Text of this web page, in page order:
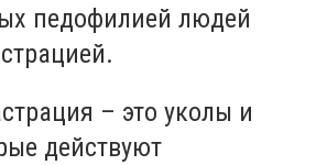
педофилией людей
– это уколы и
действуют